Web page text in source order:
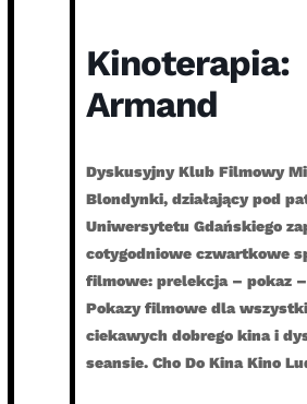
Kinoterapia:
Armand
Dyskusyjny Klub Filmowy
Blondynki, działający pod
Uniwersytetu Gdańskiego
cotygodniowe czwartkowe
filmowe: prelekcja – pokaz
Pokazy filmowe dla
ciekawych dobrego kina i
seansie. Cho Do Kina Kino